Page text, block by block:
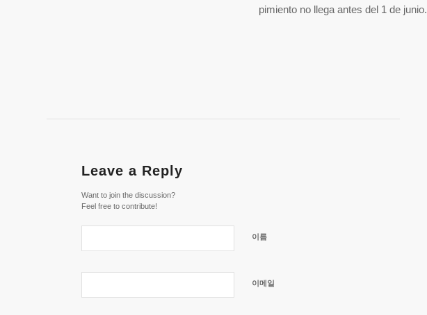
pimiento no llega antes del 1 de junio.
Leave a Reply
Want to join the discussion?
Feel free to contribute!
이름
이메일